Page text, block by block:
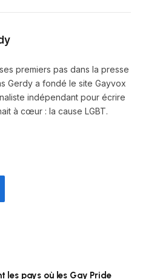
premiers pas dans la presse
Gerdy a fondé le site Gayvox
indépendant pour écrire
à cœur : la cause LGBT.
les pays où les Gay Pride